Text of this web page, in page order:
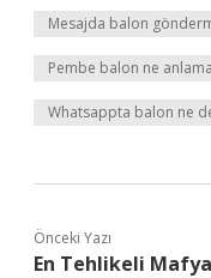
Mesajda balon
Pembe balon ne
Whatsappta balon ne
Önceki Yazı
En Tehlikeli